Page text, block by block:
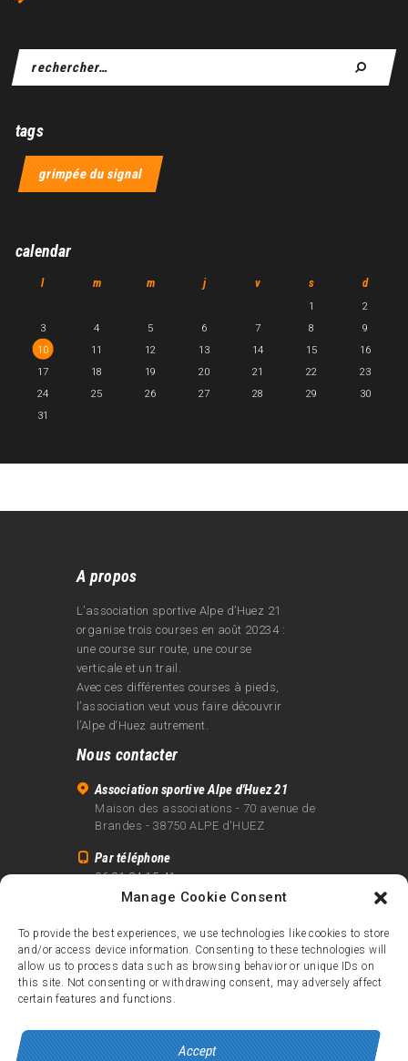
Manage Cookie Consent
To provide the best experiences, we use technologies like cookies to store
and/or access device information. Consenting to these technologies will
allow us to process data such as browsing behavior or unique IDs on
this site. Not consenting or withdrawing consent, may adversely affect
certain features and functions.
Accept
tags
grimpée du signal
calendar
l m m j v s d
1
2
3
4 5 6 7 8
9
10
11 12 13 14 15
16
17
18 19 20 21 22
23
24
25 26 27 28 29
30
31
A propos
L’association sportive Alpe d’Huez 21
organise trois courses en août 20234 :
une course sur route, une course
verticale et un trail.
Avec ces différentes courses à pieds,
l’association veut vous faire découvrir
l’Alpe d‘Huez autrement.
Nous contacter
Association sportive Alpe d'Huez 21
Maison des associations - 70 avenue de
Brandes - 38750 ALPE d'HUEZ
Par téléphone
06 81 24 15 41
info@alpe21.fr
Mentions légales
Contact
crédits